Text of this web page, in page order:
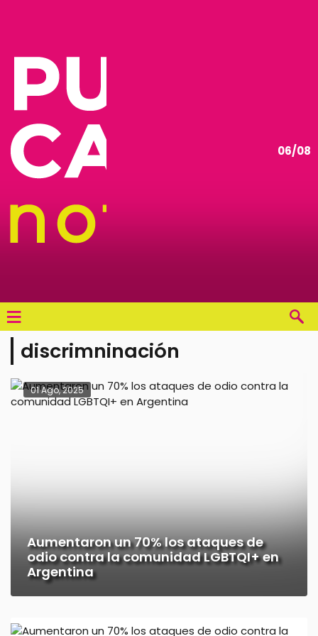
06/08
≡
discrimninación
01 Ago, 2025
Aumentaron un 70% los ataques de
odio contra la comunidad LGBTQI+ en
Argentina